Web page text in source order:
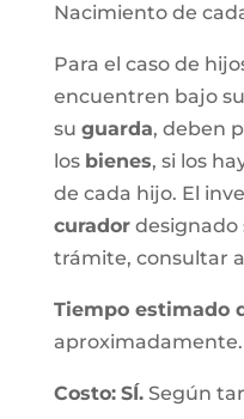
Nacimiento de
Para el caso de
encuentren bajo su
su guarda, deben
los bienes, si los
de cada hijo. El
curadordesignado
trámite, consultar
Tiempo estimado
aproximadamente.
Costo: SÍ.Según